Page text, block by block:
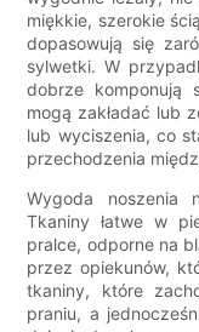
miękkie, szerokie
dopasowują się
sylwetki. W
dobrze komponują
mogą zakładać lub
lub wyciszenia, co
przechodzenia
Wygoda noszenia
Tkaniny łatwe w
pralce, odporne na
przez opiekunów,
tkaniny, które
praniu, a